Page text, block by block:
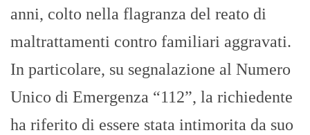
anni, colto nella flagranza del reato di
maltrattamenti contro familiari aggravati.
In particolare, su segnalazione al Numero
Unico di Emergenza “112”, la richiedente
ha riferito di essere stata intimorita da suo